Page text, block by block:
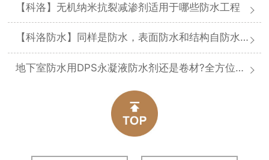
【科洛】无机纳米抗裂减渗剂适用于哪些防水工程
【科洛防水】同样是防水，表面防水和结构自防水差在哪
地下室防水用DPS永凝液防水剂还是卷材?全方位对比分析